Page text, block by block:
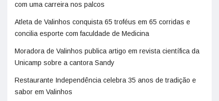
com uma carreira nos palcos
Atleta de Valinhos conquista 65 troféus em 65 corridas e
concilia esporte com faculdade de Medicina
Moradora de Valinhos publica artigo em revista científica da
Unicamp sobre a cantora Sandy
Restaurante Independência celebra 35 anos de tradição e
sabor em Valinhos